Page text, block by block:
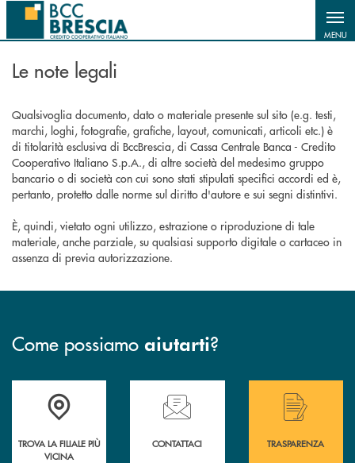
Salta al contenuto principale
MENU
Le note legali
Qualsivoglia documento, dato o materiale presente sul sito (e.g. testi,
marchi, loghi, fotografie, grafiche, layout, comunicati, articoli etc.) è
di titolarità esclusiva di BccBrescia, di Cassa Centrale Banca - Credito
Cooperativo Italiano S.p.A., di altre società del medesimo gruppo
bancario o di società con cui sono stati stipulati specifici accordi ed è,
pertanto, protetto dalle norme sul diritto d'autore e sui segni distintivi.
È, quindi, vietato ogni utilizzo, estrazione o riproduzione di tale
materiale, anche parziale, su qualsiasi supporto digitale o cartaceo in
assenza di previa autorizzazione.
Come possiamo aiutarti?
Accedi all' elenco completo delle filiali .
TROVA LA FILIALE PIÙ
VICINA
Hai bisogno di assistenza immediata?
CONTATTACI
Hai bisogno di
TRASPARENZA